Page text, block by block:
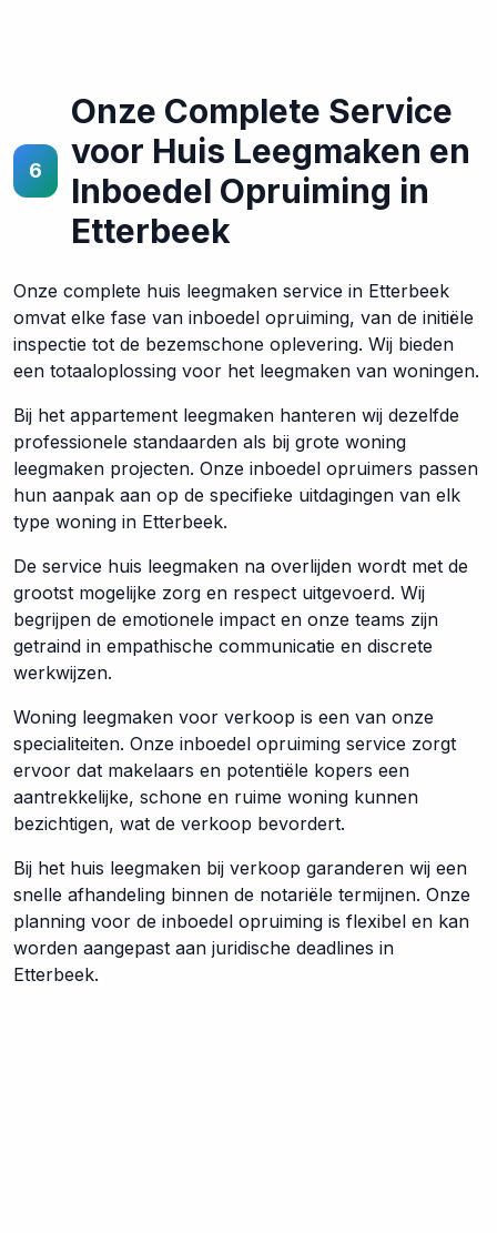
6
Onze Complete Service
voor Huis Leegmaken en
Inboedel Opruiming in
Etterbeek
Onze complete huis leegmaken service in Etterbeek
omvat elke fase van inboedel opruiming, van de initiële
inspectie tot de bezemschone oplevering. Wij bieden
een totaaloplossing voor het leegmaken van woningen.
Bij het appartement leegmaken hanteren wij dezelfde
professionele standaarden als bij grote woning
leegmaken projecten. Onze inboedel opruimers passen
hun aanpak aan op de specifieke uitdagingen van elk
type woning in Etterbeek.
De service huis leegmaken na overlijden wordt met de
grootst mogelijke zorg en respect uitgevoerd. Wij
begrijpen de emotionele impact en onze teams zijn
getraind in empathische communicatie en discrete
werkwijzen.
Woning leegmaken voor verkoop is een van onze
specialiteiten. Onze inboedel opruiming service zorgt
ervoor dat makelaars en potentiële kopers een
aantrekkelijke, schone en ruime woning kunnen
bezichtigen, wat de verkoop bevordert.
Bij het huis leegmaken bij verkoop garanderen wij een
snelle afhandeling binnen de notariële termijnen. Onze
planning voor de inboedel opruiming is flexibel en kan
worden aangepast aan juridische deadlines in
Etterbeek.